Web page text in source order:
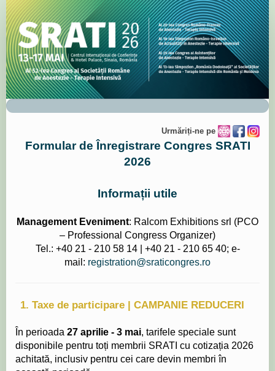
Formular
de
Înregistrare
Congres
SRATI
2026
Urmăriți-ne pe
Formular de Înregistrare Congres SRATI
2026
Informații utile
Management Eveniment: Ralcom Exhibitions srl (PCO
– Professional Congress Organizer)
Tel.: +40 21 - 210 58 14 | +40 21 - 210 65 40; e-
mail: registration@sraticongres.ro
1. Taxe de participare | CAMPANIE REDUCERI
În perioada 27 aprilie - 3 mai, tarifele speciale sunt
disponibile pentru toți membrii SRATI cu cotizația 2026
achitată, inclusiv pentru cei care devin membri în